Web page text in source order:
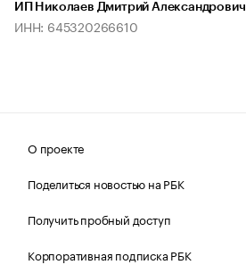
ИП Николаев Дмитрий Александрович
ИНН: 645320266610
О проекте
Поделиться новостью на РБК
Получить пробный доступ
Корпоративная подписка РБК